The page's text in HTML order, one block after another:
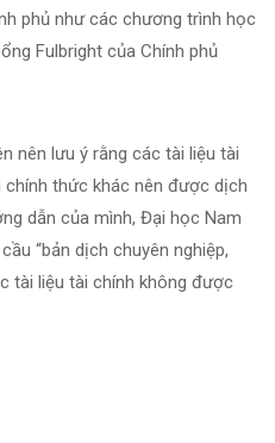
phủ như các chương trình học
Fulbright của Chính phủ
nên lưu ý rằng các tài liệu tài
thức khác nên được dịch
dẫn của mình, Đại học Nam
“bản dịch chuyên nghiệp,
tài liệu tài chính không được